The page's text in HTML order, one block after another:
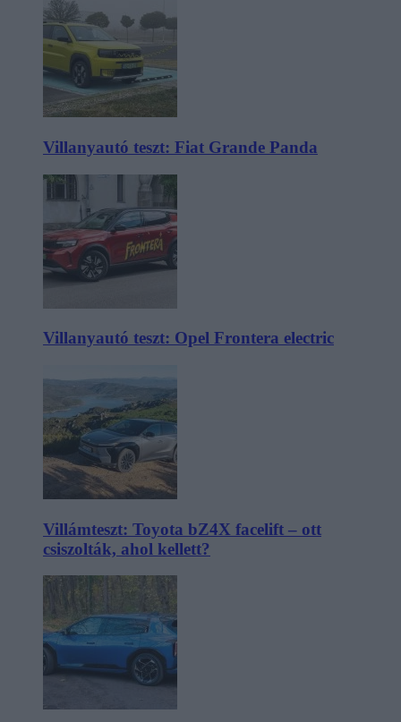
Villanyautó teszt: Fiat Grande Panda
Villanyautó teszt: Opel Frontera electric
Villámteszt: Toyota bZ4X facelift – ott
csiszolták, ahol kellett?